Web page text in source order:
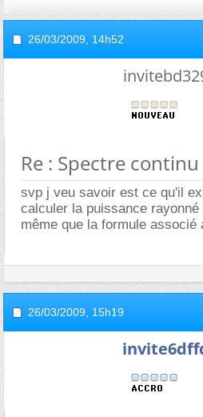
26/03/2009, 14h52
Re : Spectre
svp j veu savoir est ce qu'il
calculer la puissance
même que la formule associé
26/03/2009, 15h19